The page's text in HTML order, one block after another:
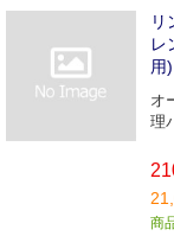
レ
用
オ
理
商